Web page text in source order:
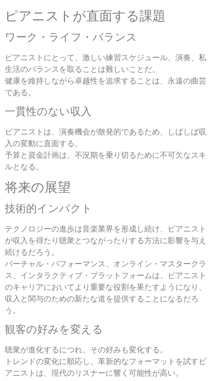
ピアニストが直面する課題
ワーク・ライフ・バランス
ピアニストにとって、激しい練習スケジュール、演奏、私
生活のバランスを取ることは難しいことだ。
健康を維持しながら卓越性を追求することは、永遠の曲芸
である。
一貫性のない収入
ピアニストは、演奏機会が散発的であるため、しばしば収
入の変動に直面する。
予算と資金計画は、不況期を乗り切るために不可欠なスキ
ルとなる。
将来の展望
技術的インパクト
テクノロジーの進歩は音楽業界を形成し続け、ピアニスト
が収入を得たり聴衆とつながったりする方法に影響を与え
続けるだろう。
バーチャル・パフォーマンス、オンライン・マスタークラ
ス、インタラクティブ・プラットフォームは、ピアニスト
のキャリアにおいてより重要な役割を果たすようになり、
収入と関与のための新たな道を提供することになるだろ
う。
観客の好みを変える
聴衆が進化するにつれ、その好みも変化する。
トレンドの変化に順応し、革新的なフォーマットを試すピ
アニストは、現代のリスナーに響く可能性が高い。